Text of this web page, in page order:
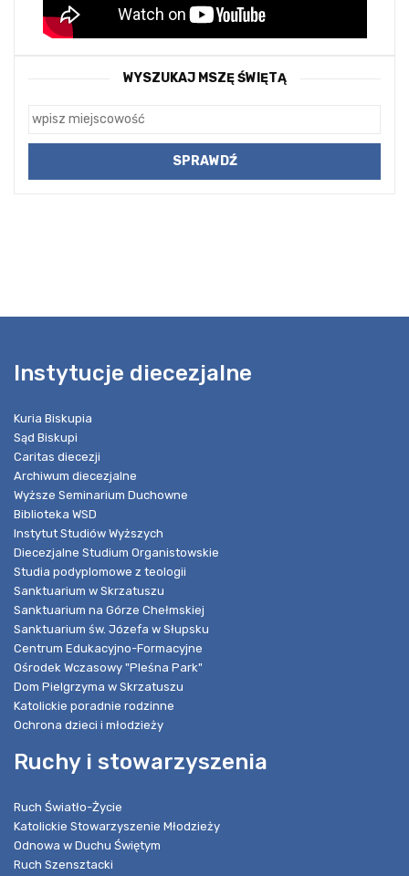
WYSZUKAJ MSZĘ ŚWIĘTĄ
Instytucje diecezjalne
Kuria Biskupia
Sąd Biskupi
Caritas diecezji
Archiwum diecezjalne
Wyższe Seminarium Duchowne
Biblioteka WSD
Instytut Studiów Wyższych
Diecezjalne Studium Organistowskie
Studia podyplomowe z teologii
Sanktuarium w Skrzatuszu
Sanktuarium na Górze Chełmskiej
Sanktuarium św. Józefa w Słupsku
Centrum Edukacyjno-Formacyjne
Ośrodek Wczasowy "Pleśna Park"
Dom Pielgrzyma w Skrzatuszu
Katolickie poradnie rodzinne
Ochrona dzieci i młodzieży
Ruchy i stowarzyszenia
Ruch Światło-Życie
Katolickie Stowarzyszenie Młodzieży
Odnowa w Duchu Świętym
Ruch Szensztacki